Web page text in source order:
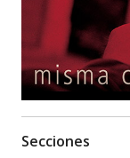
Secciones